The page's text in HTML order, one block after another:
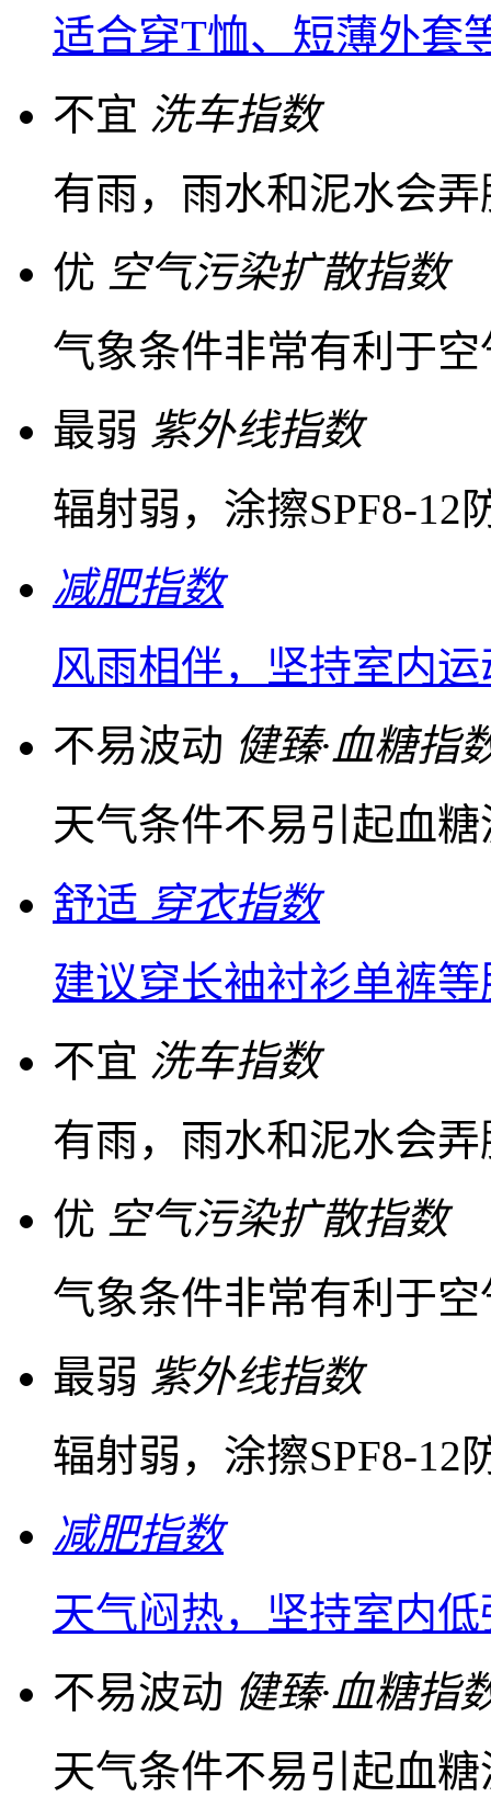
适合穿T恤、短薄外套
不宜 洗车指数
有雨，雨水和泥水会
优 空气污染扩散指数
气象条件非常有利于
最弱 紫外线指数
辐射弱，涂擦SPF8-12
减肥指数
风雨相伴，坚持室内
不易波动 健臻·血糖指
天气条件不易引起血
舒适 穿衣指数
建议穿长袖衬衫单裤
不宜 洗车指数
有雨，雨水和泥水会
优 空气污染扩散指数
气象条件非常有利于
最弱 紫外线指数
辐射弱，涂擦SPF8-12
减肥指数
天气闷热，坚持室内
不易波动 健臻·血糖指
天气条件不易引起血